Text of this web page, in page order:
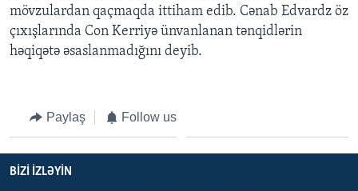
LEARNING ENGLISH
BIZI IZLƏYIN
Dillər
mövzulardan qaçmaqda ittiham edib. Cənab Edvardz öz
çıxışlarında Con Kerriyə ünvanlanan tənqidlərin
həqiqətə əsaslanmadığını deyib.
Paylaş Follow us
BIZI IZLƏYIN